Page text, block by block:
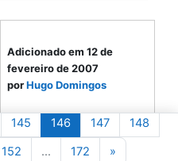
Adicionado em 12 de
fevereiro de 2007
porHugo Domingos
Autor:
Chemical Education
Research Group, Iowa State
University
144
145 Página 145
146Página 146
147Página 147
148
151
152Página 152
… 172Página 172
»Página